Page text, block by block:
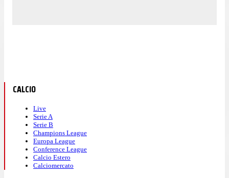
CALCIO
Live
Serie A
Serie B
Champions League
Europa League
Conference League
Calcio Estero
Calciomercato